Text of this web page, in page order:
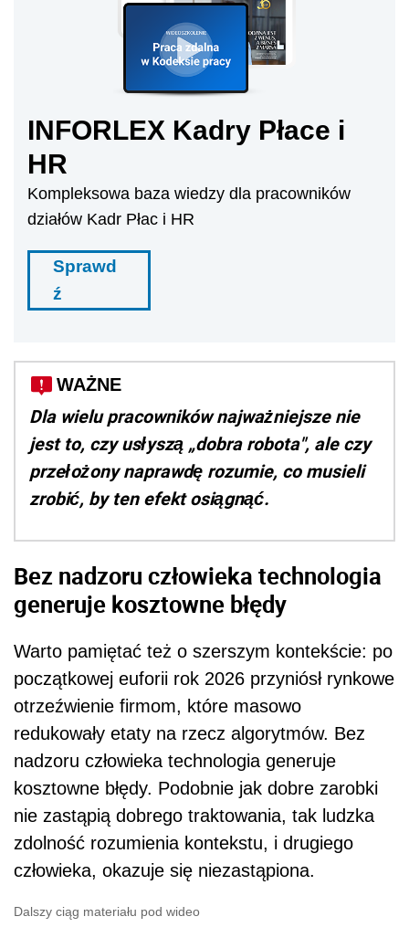
INFORLEX Kadry Płace i
HR
Kompleksowa baza wiedzy dla pracowników
działów Kadr Płac i HR
Sprawd
ź
WAŻNE
Dla wielu pracowników najważniejsze nie
jest to, czy usłyszą „dobra robota", ale czy
przełożony naprawdę rozumie, co musieli
zrobić, by ten efekt osiągnąć.
Bez nadzoru człowieka technologia
generuje kosztowne błędy
Warto pamiętać też o szerszym kontekście: po
początkowej euforii rok 2026 przyniósł rynkowe
otrzeźwienie firmom, które masowo
redukowały etaty na rzecz algorytmów. Bez
nadzoru człowieka technologia generuje
kosztowne błędy. Podobnie jak dobre zarobki
nie zastąpią dobrego traktowania, tak ludzka
zdolność rozumienia kontekstu, i drugiego
człowieka, okazuje się niezastąpiona.
Dalszy ciąg materiału pod wideo